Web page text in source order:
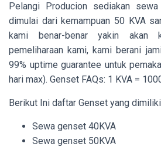
Pelangi Producion sediakan
dimulai dari kemampuan 50 KVA
kami benar-benar yakin akan
pemeliharaan kami, kami berani
99% uptime guarantee untuk
hari max). Genset FAQs: 1 KVA =
Berikut Ini daftar Genset yang
Sewa genset 40KVA
Sewa genset 50KVA